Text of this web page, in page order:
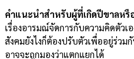
คำแนะนำสำหรับผู้ที่เกิดปีขาลหรื
เรื่องอารมณ์จัดการกับความคิดตัวเ
สังคมยังไงก็ต้องปรับตัวเพื่ออยู่ร่ว
อาจจะถูกมองว่าแตกแยกได้